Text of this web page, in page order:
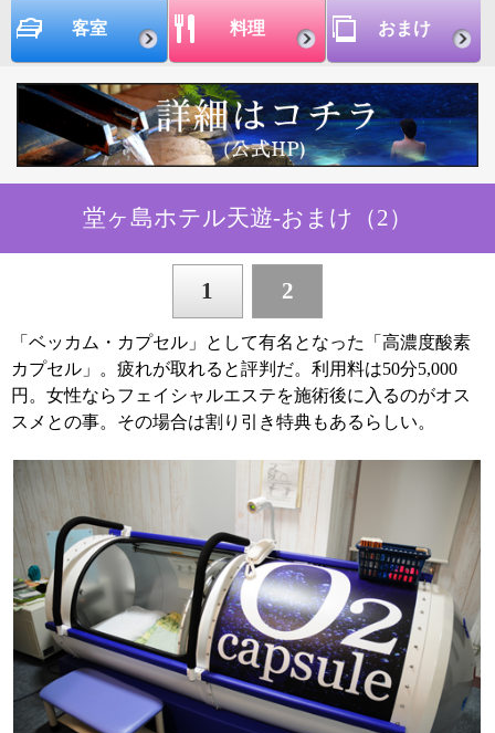
客室 料理 おまけ
堂ヶ島ホテル天遊-おまけ（2）
1 2
「ベッカム・カプセル」として有名となった「高濃度酸素
カプセル」。疲れが取れると評判だ。利用料は50分5,000
円。女性ならフェイシャルエステを施術後に入るのがオス
スメとの事。その場合は割り引き特典もあるらしい。